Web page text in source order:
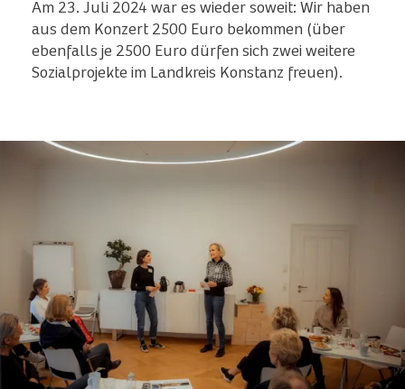
Am 23. Juli 2024 war es wieder soweit: Wir haben
aus dem Konzert 2500 Euro bekommen (über
ebenfalls je 2500 Euro dürfen sich zwei weitere
Sozialprojekte im Landkreis Konstanz freuen).